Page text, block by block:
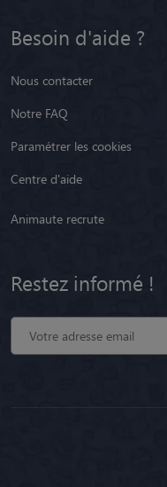
Besoin d'aide ?
Nous contacter
Notre FAQ
Paramétrer les cookies
Centre d'aide
Animaute recrute
Restez informé !